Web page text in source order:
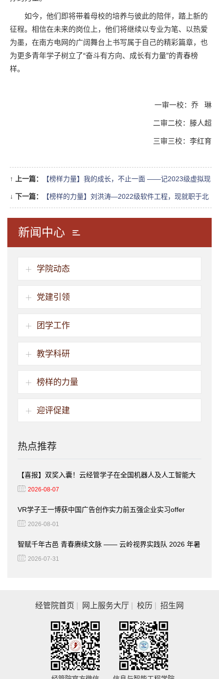
如今，他们即将带着母校的培养与彼此的陪伴，踏上新的
征程。相信在未来的岗位上，他们将继续以专业为笔、以热爱
为墨，在南方电网的广阔舞台上书写属于自己的精彩篇章，也
为更多青年学子树立了“奋斗有方向、成长有力量”的青春榜
样。
一审一校：乔 琳
二审二校：滕人超
三审三校：李红育
↑ 上一篇：
【榜样力量】我的成长，不止一面 ——记2023级虚拟现
实技术专业优秀学生曹立颖
↓ 下一篇：
【榜样的力量】刘洪涛—2022级软件工程，现就职于北
京云锦汇智信息技术有限公司 java后端开发工程师
新闻中心
学院动态
党建引领
团学工作
教学科研
榜样的力量
迎评促建
热点推荐
【喜报】双奖入囊！云经管学子在全国机器人及人工智能大
赛中连续两年获国家一等奖
2026-08-07
VR学子王一博获中国广告创作实力前五强企业实习offer
2026-08-01
智赋千年古邑 青春赓续文脉 —— 云岭视界实践队 2026 年暑
期 “三下乡” 社会实践
2026-07-31
经管院首页 网上服务大厅 校历 招生网